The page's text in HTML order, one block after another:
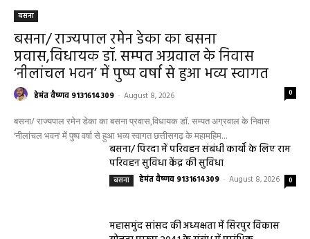
बसना
बसना/ राज्यपाल रमेन डेका का बसना
प्रवास,विधायक डॉ. सम्पत अग्रवाल के निवास
‘नीलांचल भवन’ में पुष्प वर्षा से हुआ भव्य स्वागत
हेमंत वैष्णव 9131614309 - August 8, 2026 0
बसना/ राज्यपाल रमेन डेका का बसना प्रवास,विधायक डॉ. सम्पत अग्रवाल के निवास
‘नीलांचल भवन’ में पुष्प वर्षा से हुआ भव्य स्वागत छत्तीसगढ़ के महामहिम...
बसना/ पिरदा में परिवहन संबंधी कार्यों के लिए राम
परिवहन सुविधा केंद्र की सुविधा
बसना हेमंत वैष्णव 9131614309 - August 8, 2026 0
महासमुंद सांसद की अध्यक्षता में सिरपुर विकास